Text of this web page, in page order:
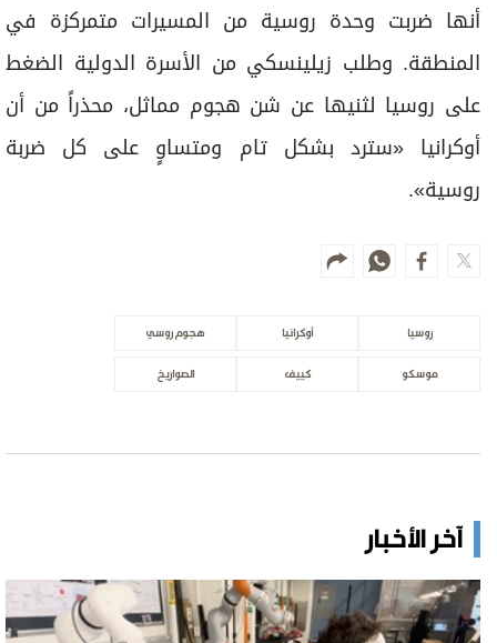
أنها ضربت وحدة روسية من المسيرات متمركزة في
المنطقة. وطلب زيلينسكي من الأسرة الدولية الضغط
على روسيا لثنيها عن شن هجوم مماثل، محذراً من أن
أوكرانيا «سترد بشكل تام ومتساوٍ على كل ضربة
روسية».
روسيا أوكرانيا هجوم روسي
موسكو كييف الصواريخ
آخر الأخبار